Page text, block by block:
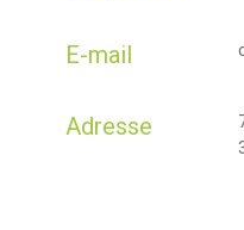
E-mail
Adresse